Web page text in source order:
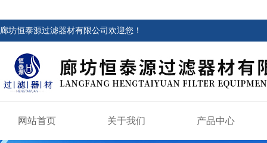
廊坊恒泰源过滤器材有限公司欢迎您！
网站首页 关于我们 产品中心